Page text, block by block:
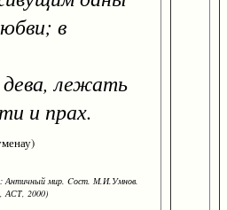
в
лежать
и прах.
Античный мир. Cост. М.И.Умнов.
АСТ, 2000)